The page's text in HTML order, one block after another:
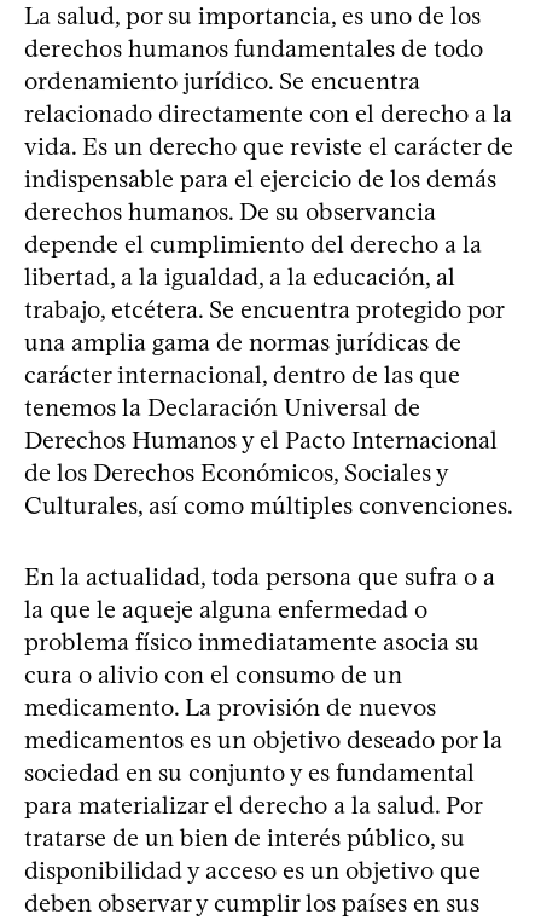
La salud, por su importancia, es uno de los
derechos humanos fundamentales de todo
ordenamiento jurídico. Se encuentra
relacionado directamente con el derecho a la
vida. Es un derecho que reviste el carácter de
indispensable para el ejercicio de los demás
derechos humanos. De su observancia
depende el cumplimiento del derecho a la
libertad, a la igualdad, a la educación, al
trabajo, etcétera. Se encuentra protegido por
una amplia gama de normas jurídicas de
carácter internacional, dentro de las que
tenemos la Declaración Universal de
Derechos Humanos y el Pacto Internacional
de los Derechos Económicos, Sociales y
Culturales, así como múltiples convenciones.
En la actualidad, toda persona que sufra o a
la que le aqueje alguna enfermedad o
problema físico inmediatamente asocia su
cura o alivio con el consumo de un
medicamento. La provisión de nuevos
medicamentos es un objetivo deseado por la
sociedad en su conjunto y es fundamental
para materializar el derecho a la salud. Por
tratarse de un bien de interés público, su
disponibilidad y acceso es un objetivo que
deben observar y cumplir los países en sus